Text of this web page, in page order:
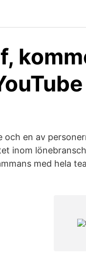
en av
inom
med hela